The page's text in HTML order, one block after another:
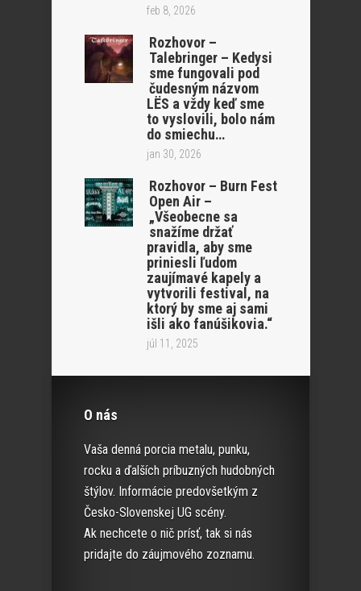
feb 8, 2026
Rozhovor –
Talebringer – Kedysi
sme fungovali pod
čudesným názvom
LËS a vždy keď sme
to vyslovili, bolo nám
do smiechu…
jan 30, 2026
Rozhovor – Burn Fest
Open Air –
„Všeobecne sa
snažíme držať
pravidla, aby sme
priniesli ľudom
zaujímavé kapely a
vytvorili festival, na
ktorý by sme aj sami
išli ako fanúšikovia.“
júl 11, 2025
O nás
Vaša denná porcia metalu, punku,
rocku a ďalších príbuzných hudobných
štýlov. Informácie predovšetkým z
Česko-Slovenskej UG scény.
Ak nechcete o nič prísť, tak si nás
pridajte do záujmového zoznamu.